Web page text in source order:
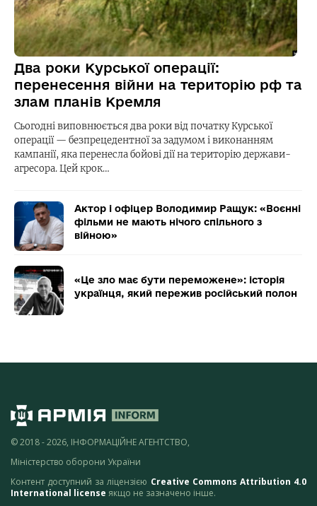
Два роки Курської операції:
перенесення війни на територію рф та
злам планів Кремля
Сьогодні виповнюється два роки від початку Курської
операції — безпрецедентної за задумом і виконанням
кампанії, яка перенесла бойові дії на територію держави-
агресора. Цей крок…
Актор і офіцер Володимир Ращук: «Воєнні
фільми не мають нічого спільного з
війною»
«Це зло має бути переможене»: історія
українця, який пережив російський полон
© 2018 - 2026, ІНФОРМАЦІЙНЕ АГЕНТСТВО,
Міністерство оборони України
Контент доступний за ліцензією Creative Commons Attribution 4.0
International license якщо не зазначено інше.